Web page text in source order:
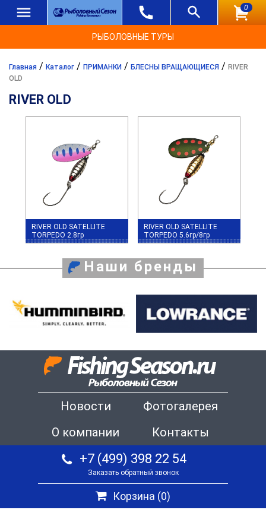
0
РЫБОЛОВНЫЕ ТУРЫ
Главная / Каталог / ПРИМАНКИ / БЛЕСНЫ ВРАЩАЮЩИЕСЯ / RIVER
OLD
RIVER OLD
RIVER OLD SATELLITE
TORPEDO 2.8гр
RIVER OLD SATELLITE
TORPEDO 5.6гр/8гр
Наши бренды
Новости
Фотогалерея
О компании
Контакты
+7 (499) 398 22 54
Заказать обратный звонок
Корзина (0)